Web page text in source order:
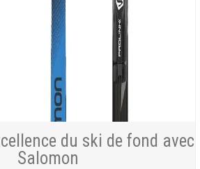
du ski de fond avec
Salomon